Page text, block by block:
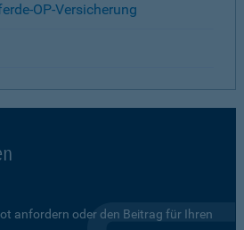
OP-Versicherung
anfordern oder den Beitrag für Ihren